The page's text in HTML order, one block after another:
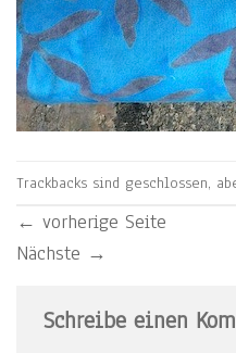
Trackbacks sind geschlossen,
← vorherige Seite
Nächste →
Schreibe einen